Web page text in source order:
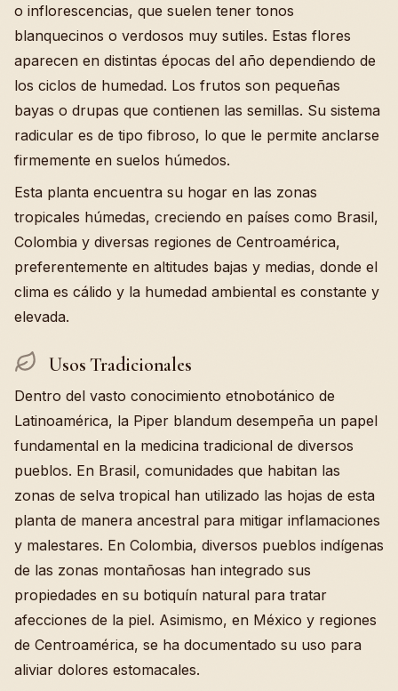
o inflorescencias, que suelen tener tonos
blanquecinos o verdosos muy sutiles. Estas flores
aparecen en distintas épocas del año dependiendo de
los ciclos de humedad. Los frutos son pequeñas
bayas o drupas que contienen las semillas. Su sistema
radicular es de tipo fibroso, lo que le permite anclarse
firmemente en suelos húmedos.
Esta planta encuentra su hogar en las zonas
tropicales húmedas, creciendo en países como Brasil,
Colombia y diversas regiones de Centroamérica,
preferentemente en altitudes bajas y medias, donde el
clima es cálido y la humedad ambiental es constante y
elevada.
Usos Tradicionales
Dentro del vasto conocimiento etnobotánico de
Latinoamérica, la Piper blandum desempeña un papel
fundamental en la medicina tradicional de diversos
pueblos. En Brasil, comunidades que habitan las
zonas de selva tropical han utilizado las hojas de esta
planta de manera ancestral para mitigar inflamaciones
y malestares. En Colombia, diversos pueblos indígenas
de las zonas montañosas han integrado sus
propiedades en su botiquín natural para tratar
afecciones de la piel. Asimismo, en México y regiones
de Centroamérica, se ha documentado su uso para
aliviar dolores estomacales.